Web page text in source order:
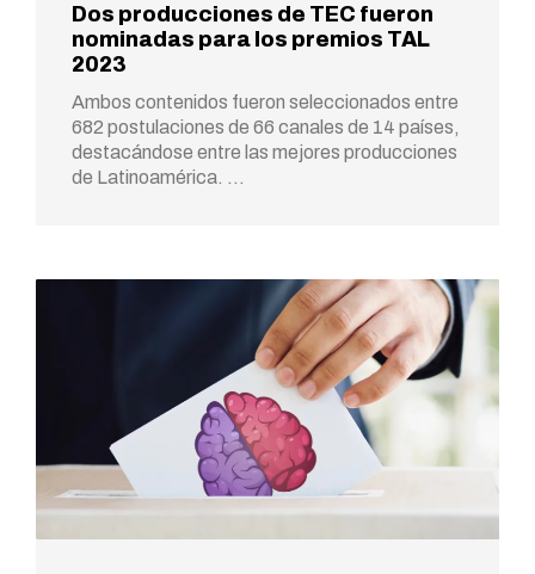
Dos producciones de TEC fueron
nominadas para los premios TAL
2023
Ambos contenidos fueron seleccionados entre
682 postulaciones de 66 canales de 14 países,
destacándose entre las mejores producciones
de Latinoamérica. …